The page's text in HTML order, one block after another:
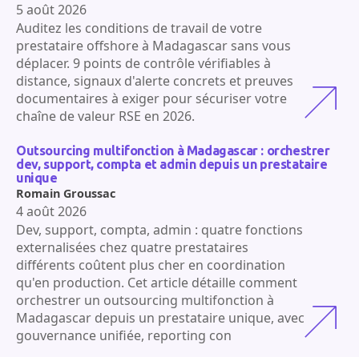
Auditez les conditions de travail de votre
prestataire offshore à Madagascar sans vous
déplacer. 9 points de contrôle vérifiables à
distance, signaux d'alerte concrets et preuves
documentaires à exiger pour sécuriser votre
chaîne de valeur RSE en 2026.
5 août 2026
Outsourcing multifonction à Madagascar : orchestrer
dev, support, compta et admin depuis un prestataire
unique
Dev, support, compta, admin : quatre fonctions
externalisées chez quatre prestataires
différents coûtent plus cher en coordination
qu'en production. Cet article détaille comment
orchestrer un outsourcing multifonction à
Madagascar depuis un prestataire unique, avec
gouvernance unifiée, reporting con
Romain Groussac
4 août 2026